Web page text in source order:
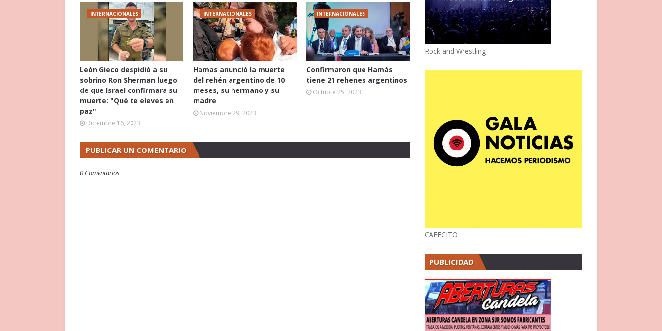
INTERNACIONALES
León Gieco despidió a su
sobrino Ron Sherman luego
de que Israel confirmara su
muerte: "Qué te eleves en
paz"
Diciembre 16, 2023
INTERNACIONALES
Hamas anunció la muerte
del rehén argentino de 10
meses, su hermano y su
madre
Noviembre 29, 2023
INTERNACIONALES
Confirmaron que Hamás
tiene 21 rehenes argentinos
Octubre 25, 2023
PUBLICAR UN COMENTARIO
0 Comentarios
Rock and Wrestling
CAFECITO
PUBLICIDAD